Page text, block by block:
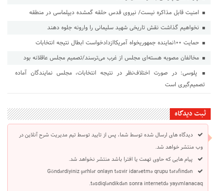
امنیت قابل مذاکره نیست/ نیروی قدس حلقه گمشده دیپلماسی در منطقه
نخواهیم گذاشت نقش تاریخی شهید سلیمانی را وارونه جلوه دهند
حمایت ۱۰۰نماینده جمهوریخواه آمریکاازدادخواست ابطال نتیجه انتخابات
مخالفان مصوبه هسته‌ای مجلس از غرب می‌ترسند/تصمیم مجلس عاقلانه بود
پلوسی: در صورت اختلاف‌نظر در نتیجه انتخابات، مجلس نمایندگان آماده
تصمیم‌گیری است
ثبت دیدگاه
دیدگاه های ارسال شده توسط شما، پس از تایید توسط تیم مدیریت شرح آنلاین در
وب منتشر خواهد شد.
پیام هایی که حاوی تهمت یا افترا باشد منتشر نخواهد شد.
Göndərdiyiniz şərhlər onlayn təsvir idarəetmə qrupu tərəfindən
təsdiqləndikdən sonra internetdə yayımlanacaq.